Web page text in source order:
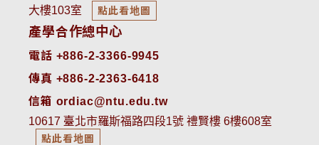
大樓103室
點此看地圖
產學合作總中心
電話 +886-2-3366-9945
傳真 +886-2-2363-6418
信箱 ordiac@ntu.edu.tw
10617 臺北市羅斯福路四段1號 禮賢樓 6樓608室
點此看地圖